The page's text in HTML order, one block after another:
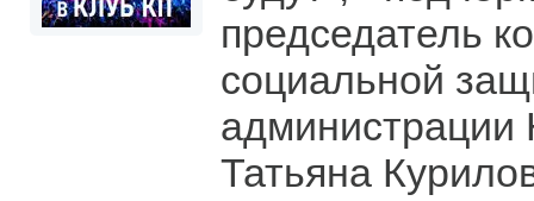
председатель
социальной
администрации
Татьяна